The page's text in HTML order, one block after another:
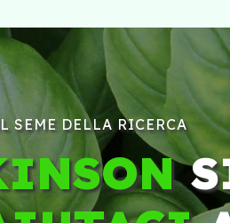
SEME DELLA RICERCA